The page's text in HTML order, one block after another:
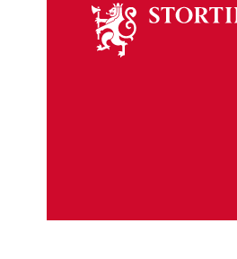
stortinget